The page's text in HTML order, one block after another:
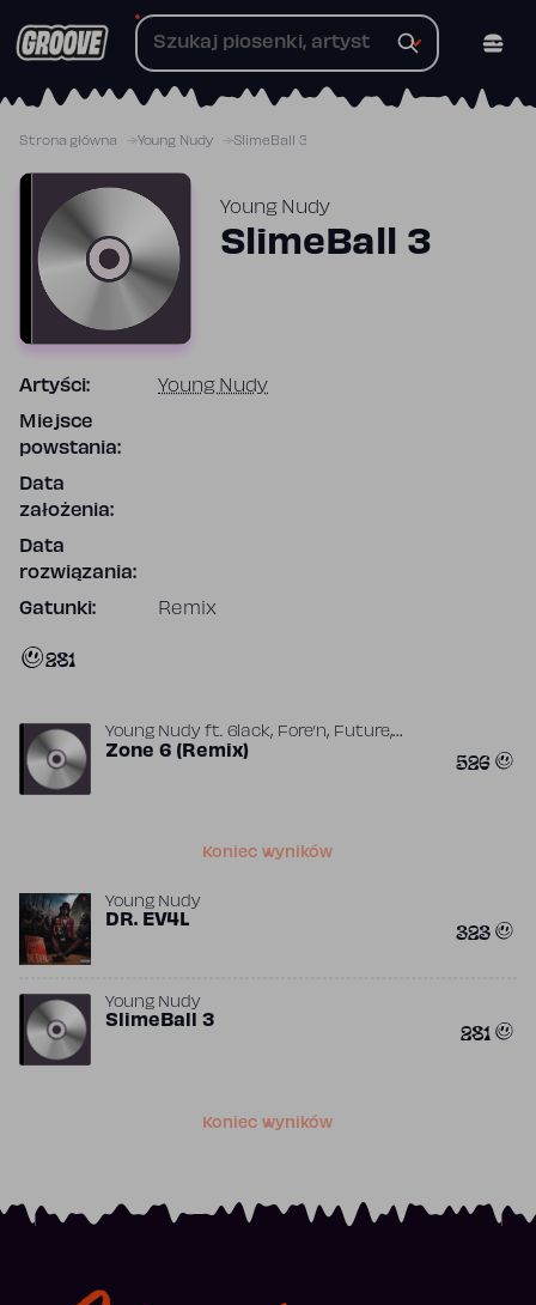
do
Strona główna Young Nudy SlimeBall 3
Young Nudy
SlimeBall 3
Artyści: Young Nudy
Miejsce
powstania:
Data
założenia:
Data
rozwiązania:
Gatunki: Remix
281
Young Nudyft. 6lack, Fore’n, Future,
JetsonMade
Zone 6 (Remix) 526
Koniec wyników
Young Nudy
DR. EV4L 323
Young Nudy
SlimeBall 3 281
Koniec wyników